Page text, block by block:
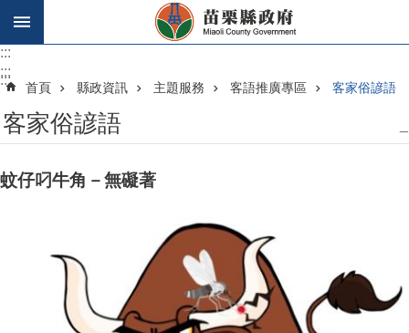
跳到主要內容區塊
:::
:::
::: 首頁 縣政資訊 主題服務 客語推廣專區 客家俗諺語
客家俗諺語
蚊仔叼牛角－無礙著